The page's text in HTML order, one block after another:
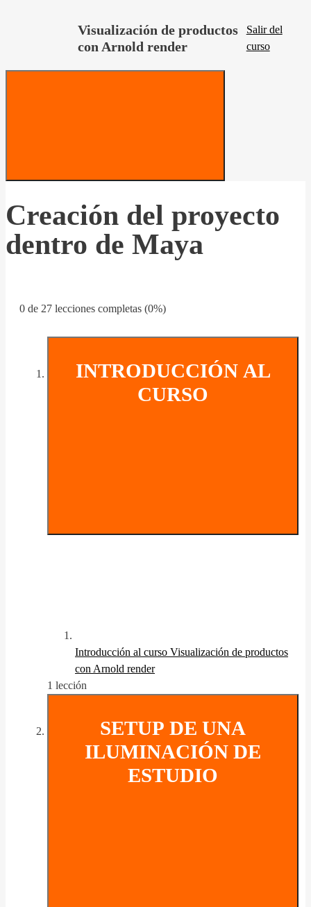
Visualización de productos
con Arnold render
Salir del
curso
Creación del proyecto
dentro de Maya
0 de 27 lecciones completas (0%)
INTRODUCCIÓN AL
CURSO
Introducción al curso Visualización de productos
con Arnold render
1 lección
SETUP DE UNA
ILUMINACIÓN DE
ESTUDIO